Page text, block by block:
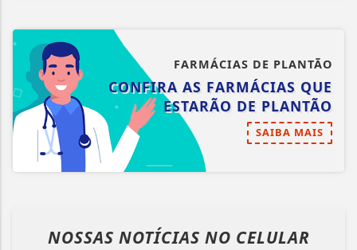
FARMÁCIAS DE PLANTÃO
CONFIRA AS FARMÁCIAS QUE
ESTARÃO DE PLANTÃO
SAIBA MAIS
NOSSAS NOTÍCIAS NO CELULAR